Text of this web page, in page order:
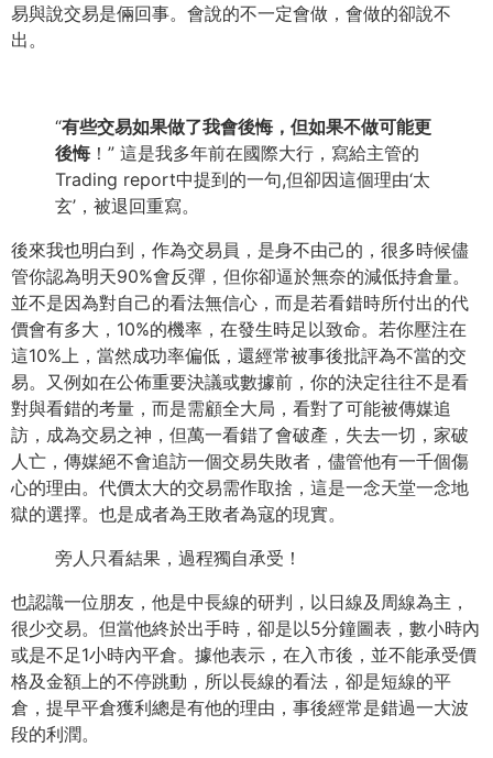
易與說交易是倆回事。會說的不一定會做，會做的卻說不
出。
“有些交易如果做了我會後悔，但如果不做可能更
後悔 ！” 這是我多年前在國際大行，寫給主管的
Trading report中提到的一句,但卻因這個理由‘太
玄’，被退回重寫。
後來我也明白到，作為交易員，是身不由己的，很多時候儘
管你認為明天90%會反彈，但你卻逼於無奈的減低持倉量。
並不是因為對自己的看法無信心，而是若看錯時所付出的代
價會有多大，10%的機率，在發生時足以致命。若你壓注在
這10%上，當然成功率偏低，還經常被事後批評為不當的交
易。又例如在公佈重要決議或數據前，你的決定往往不是看
對與看錯的考量，而是需顧全大局，看對了可能被傳媒追
訪，成為交易之神，但萬一看錯了會破產，失去一切，家破
人亡，傳媒絕不會追訪一個交易失敗者，儘管他有一千個傷
心的理由。代價太大的交易需作取捨，這是一念天堂一念地
獄的選擇。也是成者為王敗者為寇的現實。
旁人只看結果，過程獨自承受！
也認識一位朋友，他是中長線的研判，以日線及周線為主，
很少交易。但當他終於出手時，卻是以5分鐘圖表，數小時內
或是不足1小時內平倉。據他表示，在入市後，並不能承受價
格及金額上的不停跳動，所以長線的看法，卻是短線的平
倉，提早平倉獲利總是有他的理由，事後經常是錯過一大波
段的利潤。